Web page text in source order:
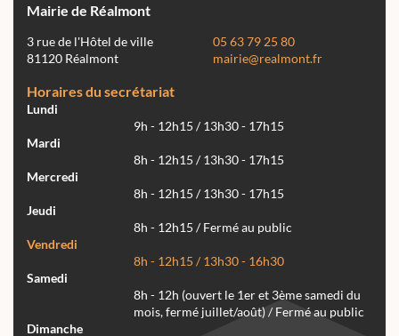
Mairie de Réalmont
3 rue de l'Hôtel de ville
81120 Réalmont
05 63 79 25 80
mairie@realmont.fr
Horaires du secrétariat
Lundi
9h - 12h15 / 13h30 - 17h15
Mardi
8h - 12h15 / 13h30 - 17h15
Mercredi
8h - 12h15 / 13h30 - 17h15
Jeudi
8h - 12h15 / Fermé au public
Vendredi
8h - 12h15 / 13h30 - 16h30
Samedi
8h - 12h (ouvert le 1er et 3ème samedi du
mois, fermé juillet/août) / Fermé au public
Dimanche